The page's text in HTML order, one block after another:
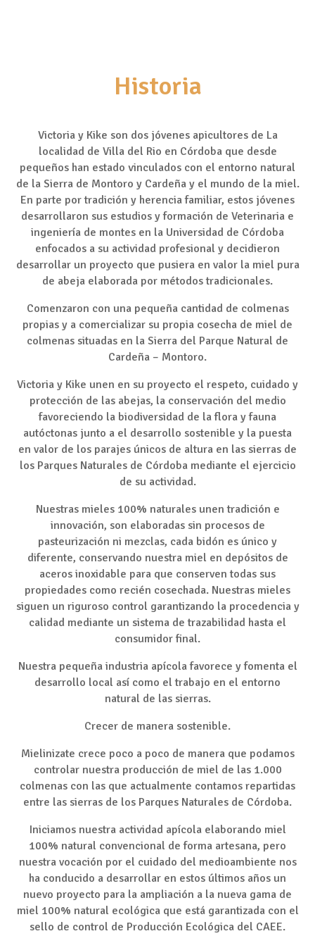
Historia
Victoria y Kike son dos jóvenes apicultores de La
localidad de Villa del Rio en Córdoba que desde
pequeños han estado vinculados con el entorno natural
de la Sierra de Montoro y Cardeña y el mundo de la miel.
En parte por tradición y herencia familiar, estos jóvenes
desarrollaron sus estudios y formación de Veterinaria e
ingeniería de montes en la Universidad de Córdoba
enfocados a su actividad profesional y decidieron
desarrollar un proyecto que pusiera en valor la miel pura
de abeja elaborada por métodos tradicionales.
Comenzaron con una pequeña cantidad de colmenas
propias y a comercializar su propia cosecha de miel de
colmenas situadas en la Sierra del Parque Natural de
Cardeña – Montoro.
Victoria y Kike unen en su proyecto el respeto, cuidado y
protección de las abejas, la conservación del medio
favoreciendo la biodiversidad de la flora y fauna
autóctonas junto a el desarrollo sostenible y la puesta
en valor de los parajes únicos de altura en las sierras de
los Parques Naturales de Córdoba mediante el ejercicio
de su actividad.
Nuestras mieles 100% naturales unen tradición e
innovación, son elaboradas sin procesos de
pasteurización ni mezclas, cada bidón es único y
diferente, conservando nuestra miel en depósitos de
aceros inoxidable para que conserven todas sus
propiedades como recién cosechada. Nuestras mieles
siguen un riguroso control garantizando la procedencia y
calidad mediante un sistema de trazabilidad hasta el
consumidor final.
Nuestra pequeña industria apícola favorece y fomenta el
desarrollo local así como el trabajo en el entorno
natural de las sierras.
Crecer de manera sostenible.
Mielinizate crece poco a poco de manera que podamos
controlar nuestra producción de miel de las 1.000
colmenas con las que actualmente contamos repartidas
entre las sierras de los Parques Naturales de Córdoba.
Iniciamos nuestra actividad apícola elaborando miel
100% natural convencional de forma artesana, pero
nuestra vocación por el cuidado del medioambiente nos
ha conducido a desarrollar en estos últimos años un
nuevo proyecto para la ampliación a la nueva gama de
miel 100% natural ecológica que está garantizada con el
sello de control de Producción Ecológica del CAEE.